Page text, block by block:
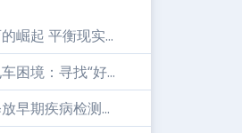
崛起 平衡现实...
困境：寻找“好...
早期疾病检测...